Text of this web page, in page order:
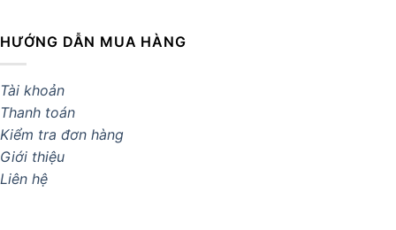
HƯỚNG DẪN MUA HÀNG
Tài khoản
Thanh toán
Kiểm tra đơn hàng
Giới thiệu
Liên hệ